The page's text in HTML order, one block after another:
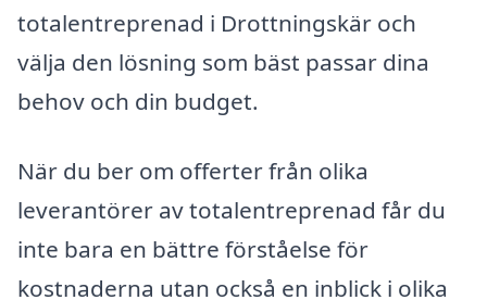
totalentreprenad i Drottningskär och
välja den lösning som bäst passar dina
behov och din budget.
När du ber om offerter från olika
leverantörer av totalentreprenad får du
inte bara en bättre förståelse för
kostnaderna utan också en inblick i olika